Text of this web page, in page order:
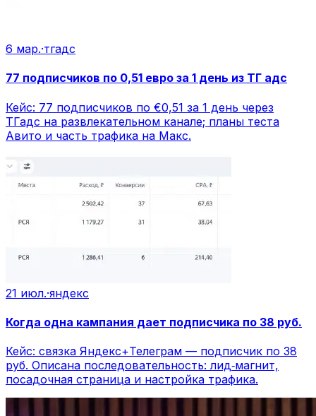
6 мар.·тгадс
77 подписчиков по 0,51 евро за 1 день из ТГ адс
Кейс: 77 подписчиков по €0,51 за 1 день через
ТГадс на развлекательном канале; планы теста
Авито и часть трафика на Макс.
21 июл.·яндекс
Когда одна кампания дает подписчика по 38 руб.
Кейс: связка Яндекс+Телеграм — подписчик по 38
руб. Описана последовательность: лид‑магнит,
посадочная страница и настройка трафика.